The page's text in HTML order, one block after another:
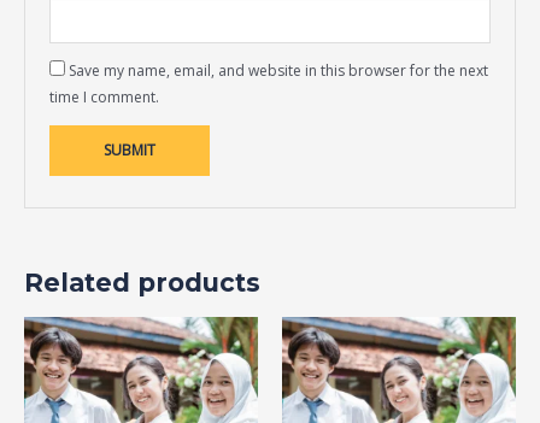
Save my name, email, and website in this browser for the next
time I comment.
Related products